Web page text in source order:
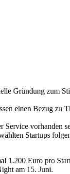
Gründung zum
einen Bezug zu
vorhanden
Startups
1.200 Euro pro
am 15. Juni.